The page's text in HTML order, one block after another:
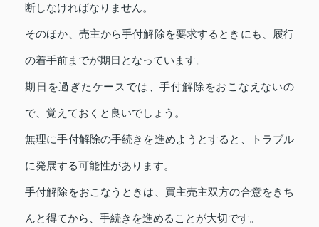
断しなければなりません。
そのほか、売主から手付解除を要求するときにも、履行
の着手前までが期日となっています。
期日を過ぎたケースでは、手付解除をおこなえないの
で、覚えておくと良いでしょう。
無理に手付解除の手続きを進めようとすると、トラブル
に発展する可能性があります。
手付解除をおこなうときは、買主売主双方の合意をきち
んと得てから、手続きを進めることが大切です。